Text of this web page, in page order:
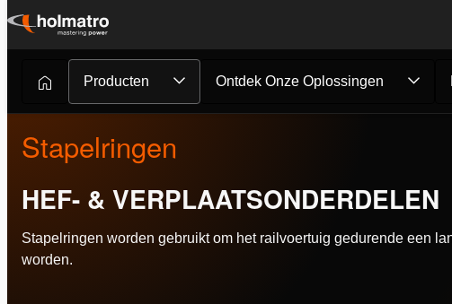
Ga
inhoud
Producten Ontdek Onze Oplossingen
Stapelringen
HEF- & VERPLAATSONDERDELEN
Stapelringen worden gebruikt om het railvoertuig gedurende een
worden.